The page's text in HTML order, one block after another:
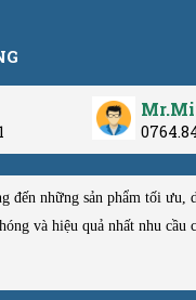
đến những sản phẩm tối ưu,
và hiệu quả nhất nhu cầu